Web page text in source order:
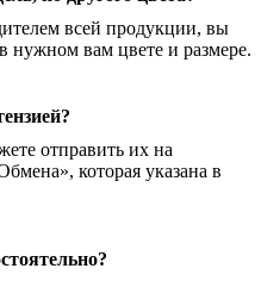
всей продукции, вы
нужном вам цвете и размере.
отправить их на
которая указана в